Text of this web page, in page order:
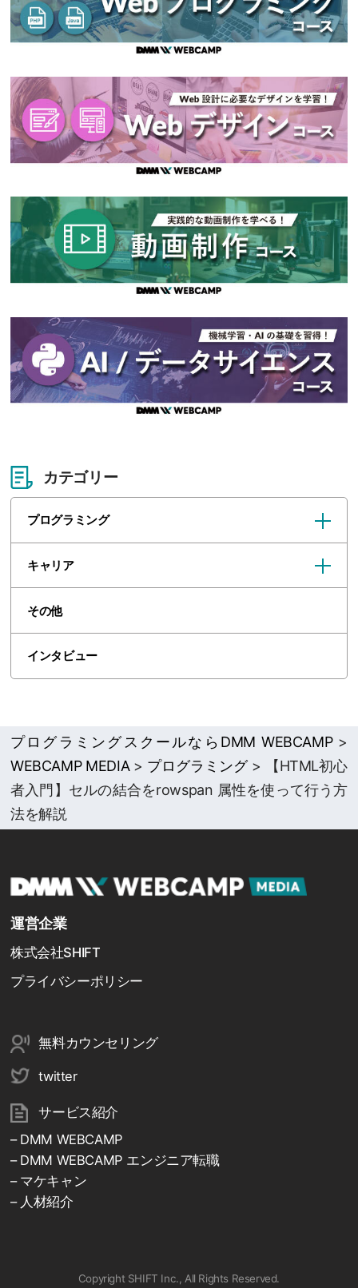
カテゴリー
プログラミング
キャリア
その他
インタビュー
プログラミングスクールならDMM WEBCAMP>
WEBCAMP MEDIA> プログラミング>
【HTML初心
者入門】セルの結合をrowspan 属性を使って行う方
法を解説
運営企業
株式会社SHIFT
プライバシーポリシー
無料カウンセリング
twitter
サービス紹介
– DMM WEBCAMP
– DMM WEBCAMP エンジニア転職
– マケキャン
– 人材紹介
Copyright SHIFT Inc., All Rights Reserved.